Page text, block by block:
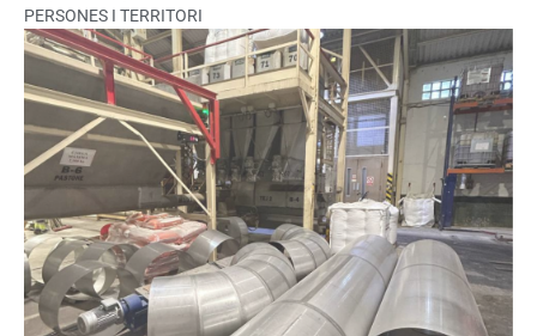
PERSONES I TERRITORI